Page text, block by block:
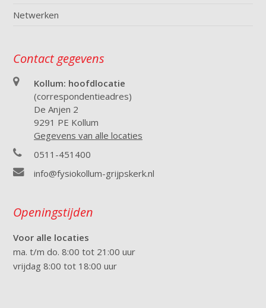
Netwerken
Contact gegevens
Kollum: hoofdlocatie
(correspondentieadres)
De Anjen 2
9291 PE Kollum
Gegevens van alle locaties
0511-451400
info@fysiokollum-grijpskerk.nl
Openingstijden
Voor alle locaties
ma. t/m do. 8:00 tot 21:00 uur
vrijdag 8:00 tot 18:00 uur